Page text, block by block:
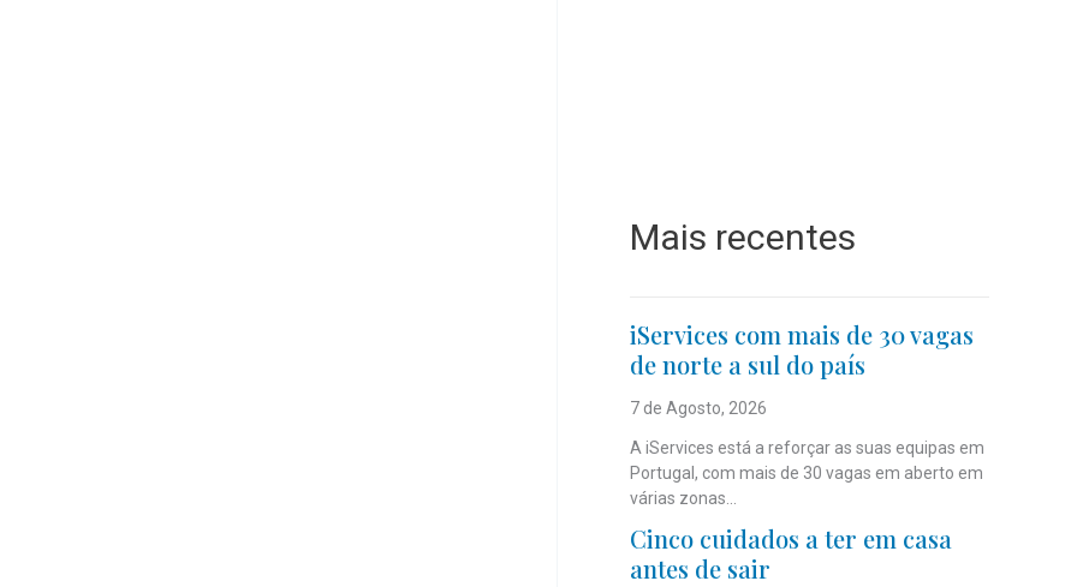
Mais recentes
iServices com mais de 30 vagas
de norte a sul do país
7 de Agosto, 2026
A iServices está a reforçar as suas equipas em
Portugal, com mais de 30 vagas em aberto em
várias zonas...
Cinco cuidados a ter em casa
antes de sair